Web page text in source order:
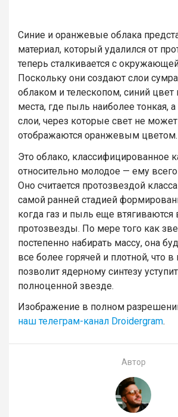
Синие и оранжевые облака
материал, который удалился от
теперь сталкивается с
Поскольку они создают слои
облаком и телескопом, синий цвет
места, где пыль наиболее тонкая,
слои, через которые свет не может
отображаются оранжевым цветом.
Это облако, классифицированное
относительно молодое — ему
Оно считается протозвездой
самой ранней стадией
когда газ и пыль еще втягиваются
протозвезды. По мере того как
постепенно набирать массу, она
все более горячей и плотной, что
позволит ядерному синтезу
полноценной звезде.
Изображение в полном
наш телеграм-канал Droidergram.
Автор